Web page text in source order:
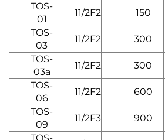
TOS-
01
11/2F2 150
TOS-
03
11/2F2 300
TOS-
03a
11/2F2 300
TOS-
06
11/2F2 600
TOS-
09
11/2F3 900